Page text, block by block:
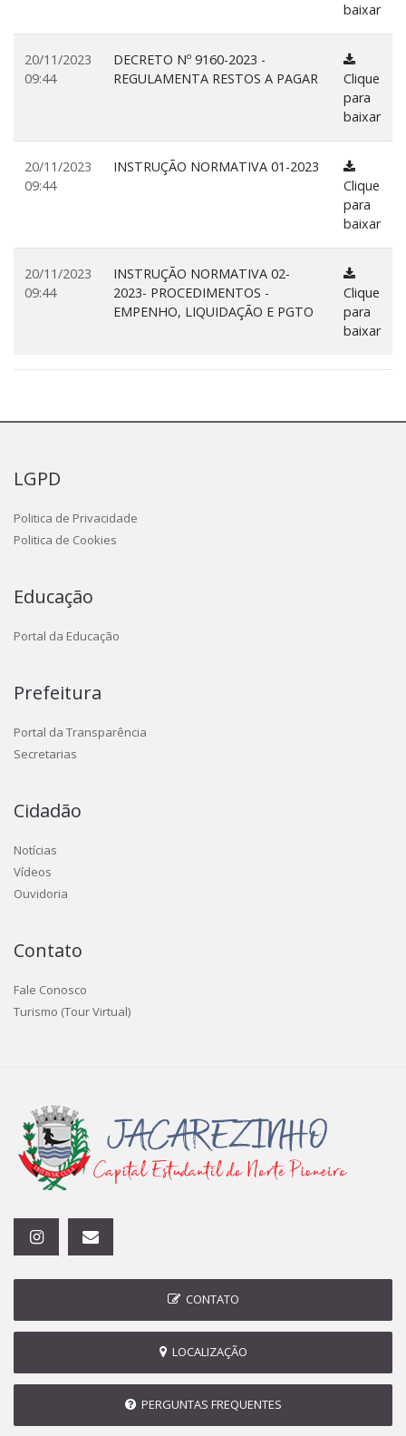
baixar
20/11/2023
09:44
DECRETO Nº 9160-2023 -
REGULAMENTA RESTOS A PAGAR
Clique
para
baixar
20/11/2023
09:44
INSTRUÇÃO NORMATIVA 01-2023
Clique
para
baixar
20/11/2023
09:44
INSTRUÇÃO NORMATIVA 02-
2023- PROCEDIMENTOS -
EMPENHO, LIQUIDAÇÃO E PGTO
Clique
para
baixar
LGPD
Politica de Privacidade
Politica de Cookies
Educação
Portal da Educação
Prefeitura
Portal da Transparência
Secretarias
Cidadão
Notícias
Vídeos
Ouvidoria
Contato
Fale Conosco
Turismo (Tour Virtual)
CONTATO
LOCALIZAÇÃO
PERGUNTAS FREQUENTES